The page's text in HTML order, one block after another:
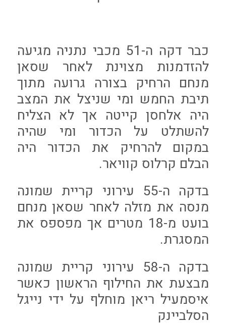
כבר דקה ה-51 מכבי נתניה מגיעה
להזדמנות מצוינת לאחר שסאן
מנחם הרחיק בצורה גרועה מתוך
תיבת החמש ומי שניצל את המצב
היה אלחסן קייטה אך לא הצליח
להשתלט על הכדור ומי שהיה
במקום להרחיק את הכדור היה
הבלם קרלוס קוויאר.
בדקה ה-55 עירוני קריית שמונה
מנסה את מזלה לאחר שסאן מנחם
בועט מ-18 מטרים אך מפספס את
המסגרת.
בדקה ה-58 עירוני קריית שמונה
מבצעת את החילוף הראשון כאשר
איסמעיל ריאן מוחלף על ידי נייגל
הסלביינק